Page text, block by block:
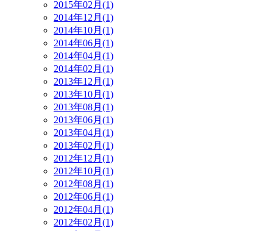
2015年02月(1)
2014年12月(1)
2014年10月(1)
2014年06月(1)
2014年04月(1)
2014年02月(1)
2013年12月(1)
2013年10月(1)
2013年08月(1)
2013年06月(1)
2013年04月(1)
2013年02月(1)
2012年12月(1)
2012年10月(1)
2012年08月(1)
2012年06月(1)
2012年04月(1)
2012年02月(1)